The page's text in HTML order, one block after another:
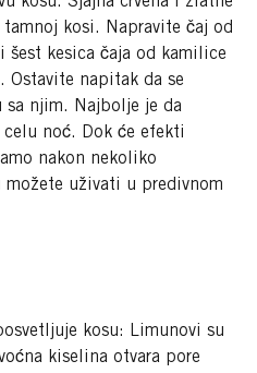
kosi. Napravite čaj od
kesica čaja od kamilice
Ostavite napitak da se
njim. Najbolje je da
noć. Dok će efekti
nakon nekoliko
možete uživati u predivnom
kosu: Limunovi su
kiselina otvara pore